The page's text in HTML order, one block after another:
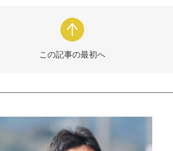
この記事の最初へ